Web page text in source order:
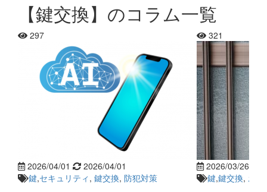
【鍵交換】のコラム一覧
297
2026/04/01
2026/04/01
鍵,セキュリティ , 鍵交換, 防犯対策
321
2026/03/26
鍵,鍵交換, お